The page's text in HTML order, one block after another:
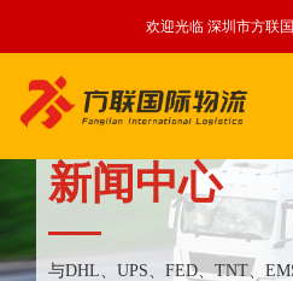
欢迎光临 深圳市方联
新闻中心
与DHL、UPS、FED、TNT、